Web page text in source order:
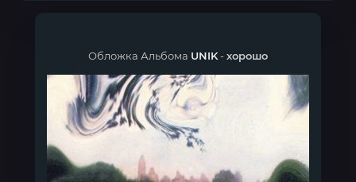
Обложка Альбома UNIK-хорошо